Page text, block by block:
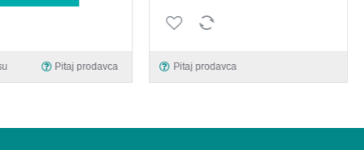
Pitaj prodavca Pitaj prodavca